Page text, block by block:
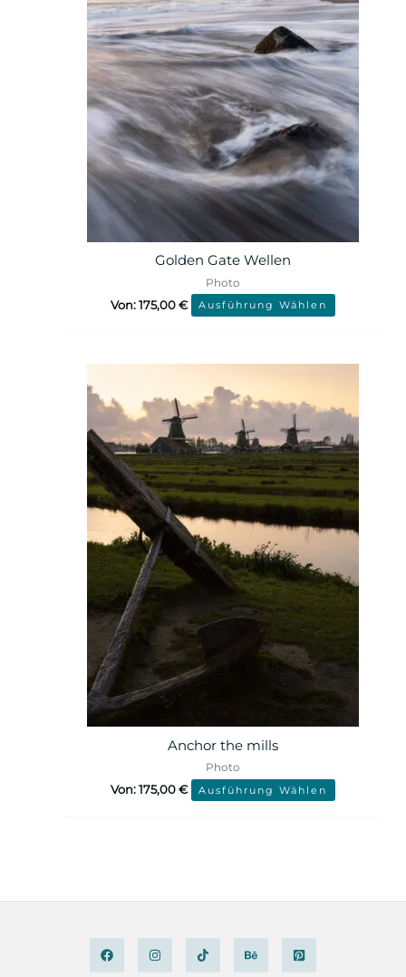
Golden Gate Wellen
Photo
Von:175,00€ Ausführung Wählen
Anchor the mills
Photo
Von:175,00€ Ausführung Wählen